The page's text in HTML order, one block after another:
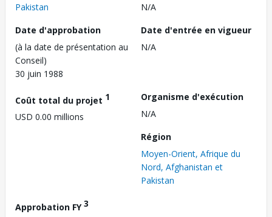
Pakistan
N/A
Date d'approbation
(à la date de présentation au
Conseil)
30 juin 1988
Date d'entrée en vigueur
N/A
Coût total du projet 1
USD 0.00 millions
Organisme d'exécution
N/A
Région
Moyen-Orient, Afrique du
Nord, Afghanistan et
Pakistan
Approbation FY3